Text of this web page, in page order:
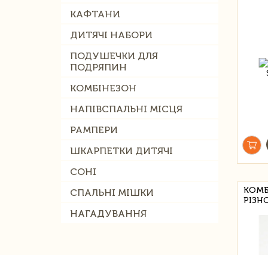
КАФТАНИ
ДИТЯЧІ НАБОРИ
ПОДУШЕЧКИ ДЛЯ
ПОДРЯПИН
КОМБІНЕЗОН
НАПІВСПАЛЬНІ МІСЦЯ
РАМПЕРИ
ШКАРПЕТКИ ДИТЯЧІ
СОНІ
СПАЛЬНІ МІШКИ
НАГАДУВАННЯ